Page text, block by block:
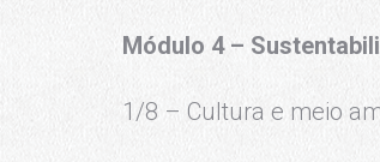
Módulo 4 –
1/8 – Cultura e meio